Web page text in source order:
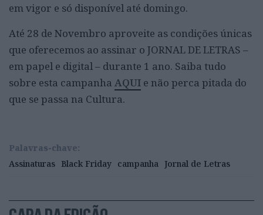
em vigor e só disponível até domingo.
Até 28 de Novembro aproveite as condições únicas
que oferecemos ao assinar o JORNAL DE LETRAS –
em papel e digital – durante 1 ano. Saiba tudo
sobre esta campanha AQUI e não perca pitada do
que se passa na Cultura.
Palavras-chave:
Assinaturas Black Friday campanha Jornal de Letras